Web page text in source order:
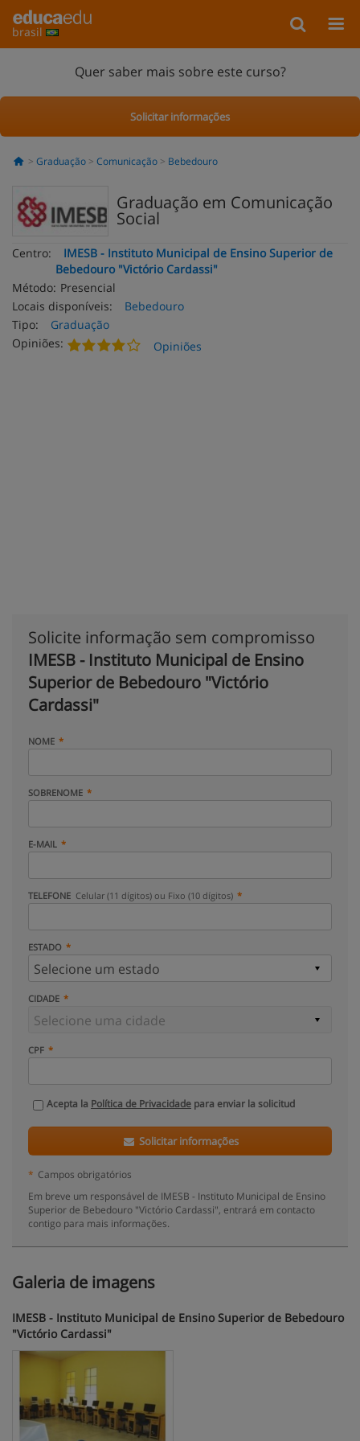
brasil
Quer saber mais sobre este curso?
Solicitar informações
Graduação Comunicação Bebedouro
Graduação em Comunicação
Social
Centro:
IMESB - Instituto Municipal de Ensino Superior de
Bebedouro "Victório Cardassi"
Método: Presencial
Locais disponíveis:
Bebedouro
Tipo:
Graduação
Opiniões:
Opiniões
Solicite informação sem compromisso
IMESB - Instituto Municipal de Ensino
Superior de Bebedouro "Victório
Cardassi"
NOME
SOBRENOME
E-MAIL
TELEFONE Celular (11 dígitos) ou Fixo (10 dígitos)
ESTADO
CIDADE
CPF
Acepta la Política de Privacidade para enviar la solicitud
Solicitar informações
* Campos obrigatórios
Em breve um responsável de IMESB - Instituto Municipal de Ensino
Superior de Bebedouro "Victório Cardassi", entrará em contacto
contigo para mais informações.
Galeria de imagens
IMESB - Instituto Municipal de Ensino Superior de Bebedouro
"Victório Cardassi"